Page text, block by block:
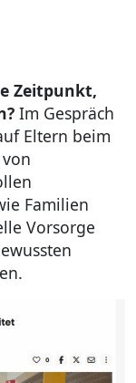
Zeitpunkt,
Im Gespräch
Eltern beim
Familien
Vorsorge